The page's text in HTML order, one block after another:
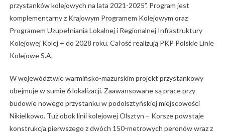
przystanków kolejowych na lata 2021-2025”. Program jest
komplementarny z Krajowym Programem Kolejowym oraz
Programem Uzupełniania Lokalnej i Regionalnej Infrastruktury
Kolejowej Kolej + do 2028 roku. Całość realizują PKP Polskie Linie
Kolejowe S.A.
W województwie warmińsko-mazurskim projekt przystankowy
obejmuje w sumie 6 lokalizacji. Zaawansowane są prace przy
budowie nowego przystanku w podolsztyńskiej miejscowości
Nikielkowo. Tuż obok linii kolejowej Olsztyn – Korsze powstaje
konstrukcja pierwszego z dwóch 150-metrowych peronów wraz z